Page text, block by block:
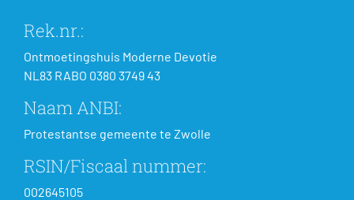
Rek.nr.:
Ontmoetingshuis Moderne Devotie
NL83 RABO 0380 3749 43
Naam ANBI:
Protestantse gemeente te Zwolle
RSIN/Fiscaal nummer:
002645105